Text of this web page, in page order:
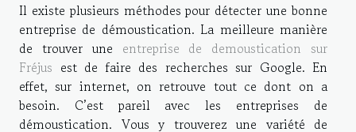
Il existe plusieurs méthodes pour détecter une bonne
entreprise de démoustication. La meilleure manière
de trouver une entreprise de demoustication sur
Fréjus est de faire des recherches sur Google. En
effet, sur internet, on retrouve tout ce dont on a
besoin. C’est pareil avec les entreprises de
démoustication. Vous y trouverez une variété de